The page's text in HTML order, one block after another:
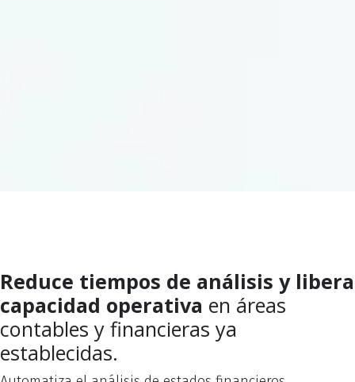
Reduce tiempos de análisis y libera
capacidad operativa en áreas
contables y financieras ya
establecidas.